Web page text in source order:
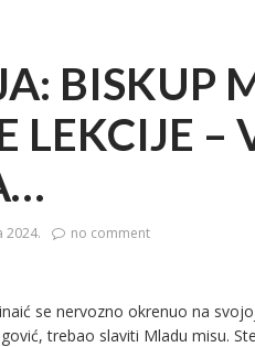
BISKUP
LEKCIJE –
2024. no comment
se nervozno okrenuo na
trebao slaviti Mladu misu.